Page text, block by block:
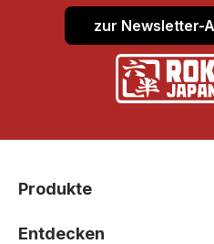
zur Newsletter-
Produkte
Entdecken